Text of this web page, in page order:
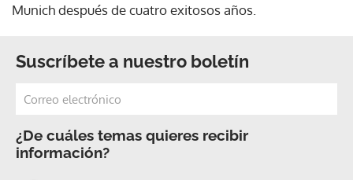
Munich después de cuatro exitosos años.
Suscríbete a nuestro boletín
¿De cuáles temas quieres recibir
información?